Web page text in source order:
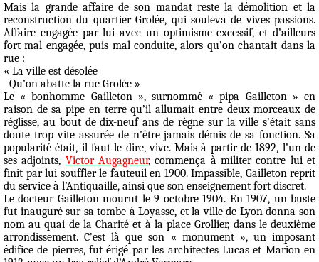
Mais la grande affaire de son mandat reste la démolition et la
reconstruction du quartier Grolée, qui souleva de vives passions.
Affaire engagée par lui avec un optimisme excessif, et d’ailleurs
fort mal engagée, puis mal conduite, alors qu’on chantait dans la
rue :
« La ville est désolée
Qu’on abatte la rue Grolée »
Le « bonhomme Gailleton », surnommé « pipa Gailleton » en
raison de sa pipe en terre qu’il allumait entre deux morceaux de
réglisse, au bout de dix-neuf ans de règne sur la ville s’était sans
doute trop vite assurée de n’être jamais démis de sa fonction. Sa
popularité était, il faut le dire, vive. Mais à partir de 1892, l’un de
ses adjoints, Victor Augagneur, commença à militer contre lui et
finit par lui souffler le fauteuil en 1900. Impassible, Gailleton reprit
du service à l’Antiquaille, ainsi que son enseignement fort discret.
Le docteur Gailleton mourut le 9 octobre 1904. En 1907, un buste
fut inauguré sur sa tombe à Loyasse, et la ville de Lyon donna son
nom au quai de la Charité et à la place Grollier, dans le deuxième
arrondissement. C’est là que son « monument », un imposant
édifice de pierres, fut érigé par les architectes Lucas et Marion en